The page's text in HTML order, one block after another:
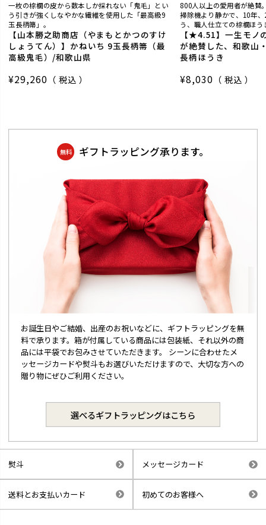
一枚の棕櫚の皮から数本しか採れない「鬼毛」とい
う引きが強くしなやかな繊維を使用した「最高級9
玉長柄箒」。
【山本勝之助商店（やまもとかつのすけ
しょうてん）】かねいち 9玉長柄箒（最
高級鬼毛）/和歌山県
¥29,260 税込
800人以上の愛用者が絶賛
掃除機より静かで、10年
う、職人仕立ての棕櫚ほう
【★4.51】一生モノ
が絶賛した、和歌山
長柄ほうき
¥8,030 税込
無料 ギフトラッピング承ります。
お誕生日やご結婚、出産のお祝いなどに、ギフトラッピングを無
料で承ります。箱が付属している商品には包装紙、それ以外の商
品には平袋でお包みさせていただきます。 シーンに合わせたメ
ッセージカードや熨斗もお選びいただけますので、大切な方への
贈り物にぜひご利用ください。
選べるギフトラッピングはこちら
熨斗 メッセージカード
送料とお支払いカード 初めてのお客様へ